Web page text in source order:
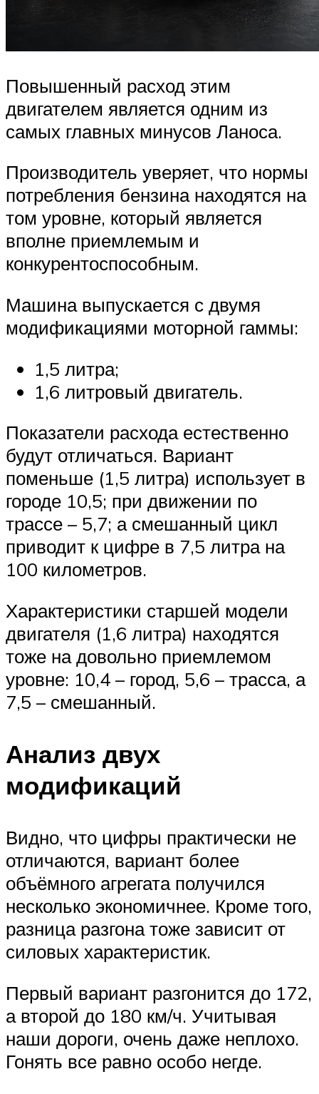
Повышенный расход этим
двигателем является одним из
самых главных минусов Ланоса.
Производитель уверяет, что нормы
потребления бензина находятся на
том уровне, который является
вполне приемлемым и
конкурентоспособным.
Машина выпускается с двумя
модификациями моторной гаммы:
1,5 литра;
1,6 литровый двигатель.
Показатели расхода естественно
будут отличаться. Вариант
поменьше (1,5 литра) использует в
городе 10,5; при движении по
трассе – 5,7; а смешанный цикл
приводит к цифре в 7,5 литра на
100 километров.
Характеристики старшей модели
двигателя (1,6 литра) находятся
тоже на довольно приемлемом
уровне: 10,4 – город, 5,6 – трасса, а
7,5 – смешанный.
Анализ двух
модификаций
Видно, что цифры практически не
отличаются, вариант более
объёмного агрегата получился
несколько экономичнее. Кроме того,
разница разгона тоже зависит от
силовых характеристик.
Первый вариант разгонится до 172,
а второй до 180 км/ч. Учитывая
наши дороги, очень даже неплохо.
Гонять все равно особо негде.